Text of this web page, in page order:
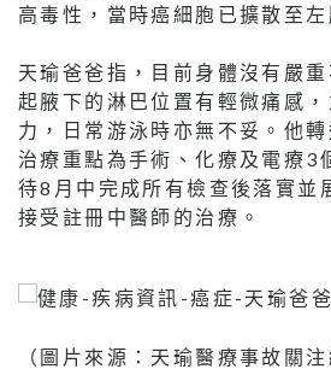
高毒性，當時癌細胞已擴散至左
天瑜爸爸指，目前身體沒有嚴
起腋下的淋巴位置有輕微痛感
力，日常游泳時亦無不妥。他
治療重點為手術、化療及電療3
待8月中完成所有檢查後落實並
接受註冊中醫師的治療。
（圖片來源：天瑜醫療事故關注